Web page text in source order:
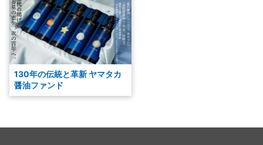
130年の伝統と革新 ヤマタカ
醤油ファンド